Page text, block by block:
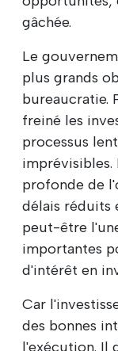
gâchée.
Le
plus grands
bureaucratie.
freiné les
processus
imprévisibles.
profonde de
délais réduits
peut-être
importantes
d'intérêt en
Car
des bonnes
l'exécution. Il